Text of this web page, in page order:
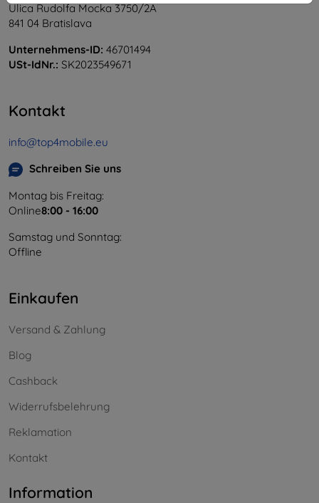
Ulica Rudolfa Mocka 3750/2A
841 04 Bratislava
Unternehmens-ID: 46701494
USt-IdNr.: SK2023549671
Kontakt
info@top4mobile.eu
Schreiben Sie uns
Montag bis Freitag:
Online8:00 - 16:00
Samstag und Sonntag:
Offline
Einkaufen
Versand & Zahlung
Blog
Cashback
Widerrufsbelehrung
Reklamation
Kontakt
Information